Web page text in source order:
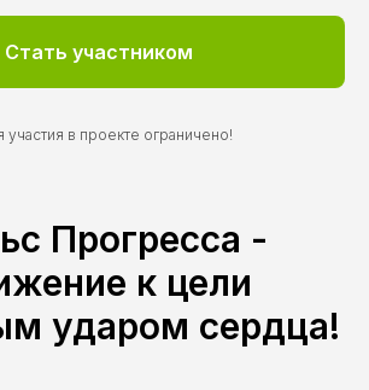
Стать участником
участия в проекте ограничено!
Прогресса -
к цели
ударом сердца!